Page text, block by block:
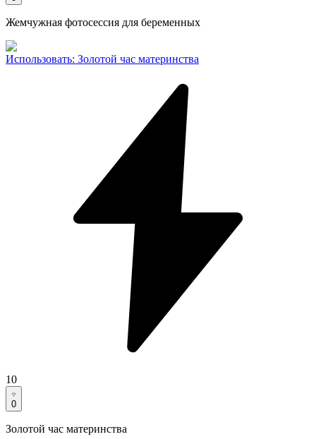
Жемчужная фотосессия для беременных
Использовать: Золотой час материнства
10
0
Золотой час материнства